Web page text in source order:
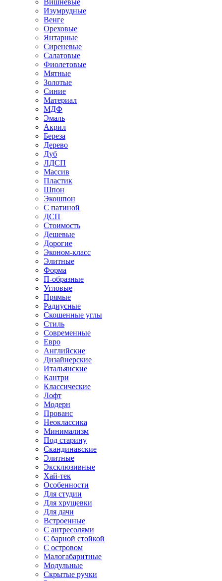
Вишневые
Изумрудные
Венге
Ореховые
Янтарные
Сиреневые
Салатовые
Фиолетовые
Мятные
Золотые
Синие
Материал
МДФ
Эмаль
Акрил
Береза
Дерево
Дуб
ЛДСП
Массив
Пластик
Шпон
Экошпон
С патиной
ДСП
Стоимость
Дешевые
Дорогие
Эконом-класс
Элитные
Форма
П-образные
Угловые
Прямые
Радиусные
Скошенные углы
Стиль
Современные
Евро
Английские
Дизайнерские
Итальянские
Кантри
Классические
Лофт
Модерн
Прованс
Неоклассика
Минимализм
Под старину
Скандинавские
Элитные
Эксклюзивные
Хай-тек
Особенности
Для студии
Для хрущевки
Для дачи
Встроенные
С антресолями
С барной стойкой
С островом
Малогабаритные
Модульные
Скрытые ручки